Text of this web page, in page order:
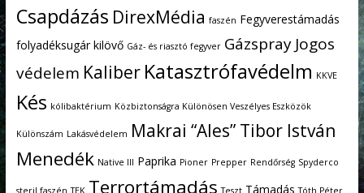
Csapdázás DirexMédia faszén Fegyverestámadás
folyadéksugár kilövő Gáz- és riasztó fegyver Gázspray Jogos
védelem Kaliber Katasztrófavédelm KKVE
Kés kólibaktérium Közbiztonságra Különösen Veszélyes Eszközök
Különszám Lakásvédelem Makrai “Ales” Tibor István
Menedék Native III Paprika Pioner Prepper Rendőrség Spyderco
steril faszén TEK Terrortámadás Teszt Támadás Tóth Péter